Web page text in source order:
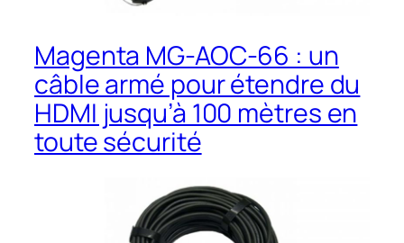
Magenta MG-AOC-66 : un
câble armé pour étendre du
HDMI jusqu’à 100 mètres en
toute sécurité